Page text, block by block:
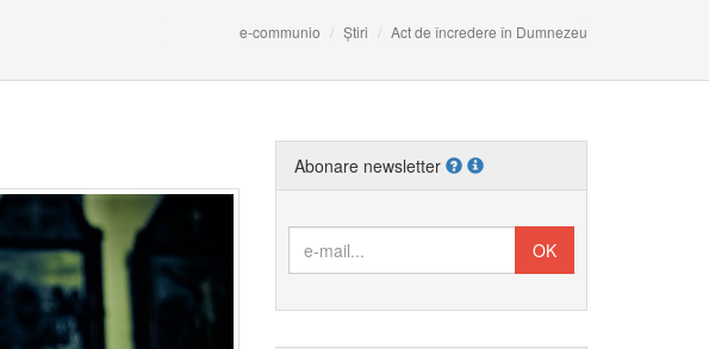
e-communio Știri Act de încredere în Dumnezeu
Abonare newsletter